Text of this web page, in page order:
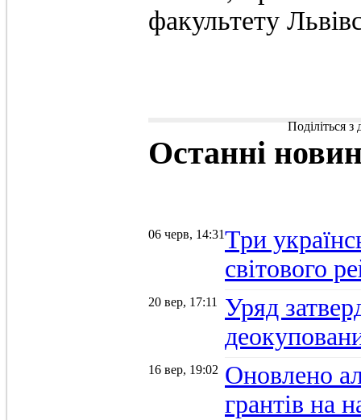
факультету
Поділіться
Останні
06 черв, 14:31Три
світового
20 вер, 17:11
Уряд
16 вер, 19:02 Оновлено
грантів на